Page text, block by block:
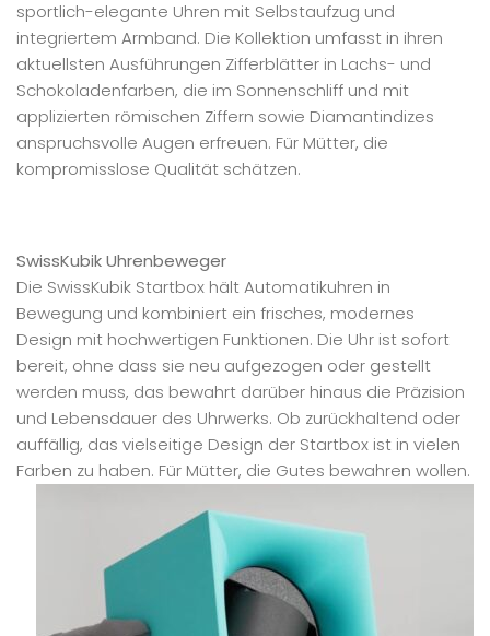
sportlich-elegante Uhren mit Selbstaufzug und
integriertem Armband. Die Kollektion umfasst in ihren
aktuellsten Ausführungen Zifferblätter in Lachs- und
Schokoladenfarben, die im Sonnenschliff und mit
applizierten römischen Ziffern sowie Diamantindizes
anspruchsvolle Augen erfreuen. Für Mütter, die
kompromisslose Qualität schätzen.
SwissKubik Uhrenbeweger
Die SwissKubik Startbox hält Automatikuhren in
Bewegung und kombiniert ein frisches, modernes
Design mit hochwertigen Funktionen. Die Uhr ist sofort
bereit, ohne dass sie neu aufgezogen oder gestellt
werden muss, das bewahrt darüber hinaus die Präzision
und Lebensdauer des Uhrwerks. Ob zurückhaltend oder
auffällig, das vielseitige Design der Startbox ist in vielen
Farben zu haben. Für Mütter, die Gutes bewahren wollen.